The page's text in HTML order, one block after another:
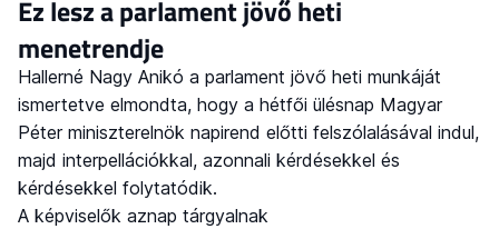
Ez lesz a parlament jövő heti
menetrendje
Hallerné Nagy Anikó a parlament jövő heti munkáját
ismertetve elmondta, hogy a hétfői ülésnap Magyar
Péter miniszterelnök napirend előtti felszólalásával indul,
majd interpellációkkal, azonnali kérdésekkel és
kérdésekkel folytatódik.
A képviselők aznap tárgyalnak